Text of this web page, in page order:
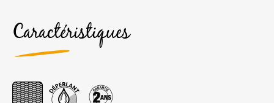
Caractéristiques